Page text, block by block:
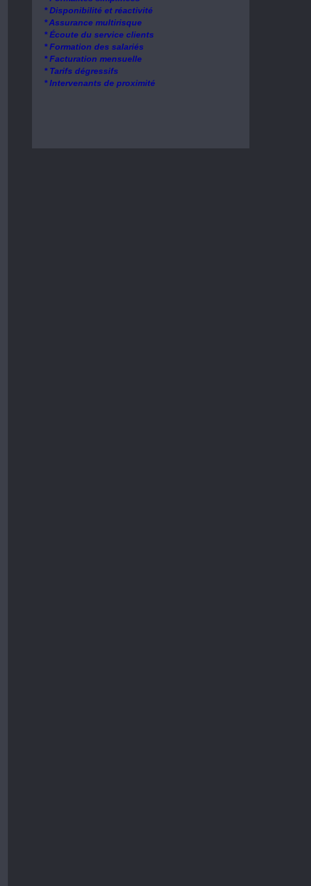
* Disponibilité et réactivité
* Assurance multirisque
* Écoute du service clients
* Formation des salariés
* Facturation mensuelle
* Tarifs dégressifs
* Intervenants de proximité